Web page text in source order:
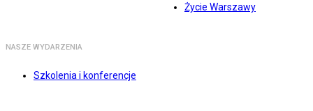
Życie Warszawy
NASZE WYDARZENIA
Szkolenia i konferencje